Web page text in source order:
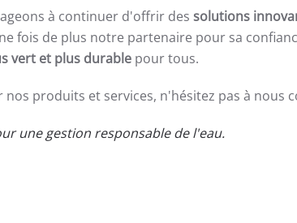
à continuer d'offrir des solutions
fois de plus notre partenaire pour sa
vert et plus durable pour tous.
produits et services, n'hésitez pas à nous
une gestion responsable de l'eau.